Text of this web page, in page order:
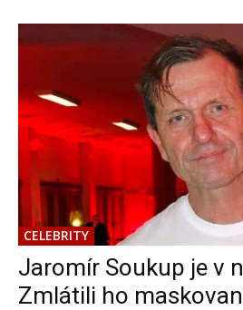
CELEBRITY
Jaromír Soukup je v
Zmlátili ho